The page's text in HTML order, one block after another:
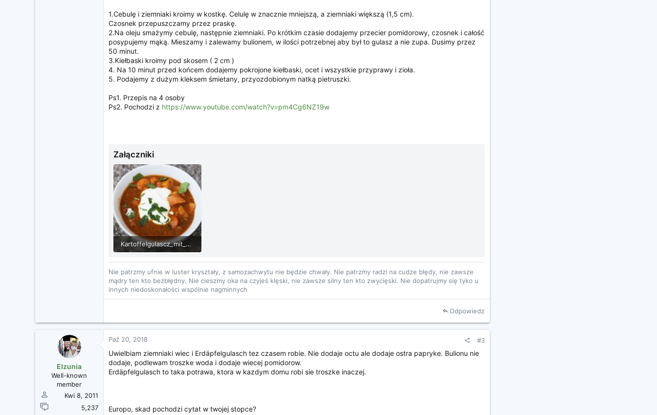
1.Cebulę i ziemniaki kroimy w kostkę. Celulę w znacznie mniejszą, a ziemniaki większą (1,5 cm).
Czosnek przepuszczamy przez praskę.
2.Na oleju smażymy cebulę, następnie ziemniaki. Po krótkim czasie dodajemy przecier pomidorowy, czosnek i całość
posypujemy mąką. Mieszamy i zalewamy bulionem, w ilości potrzebnej aby był to gulasz a nie zupa. Dusimy przez
50 minut.
3.Kiełbaski kroimy pod skosem ( 2 cm )
4. Na 10 minut przed końcem dodajemy pokrojone kiełbaski, ocet i wszystkie przyprawy i zioła.
5. Podajemy z dużym kleksem śmietany, przyozdobionym natką pietruszki.
Ps1. Przepis na 4 osoby
Ps2. Pochodzi z https://www.youtube.com/watch?v=pm4Cg6NZ19w
Załączniki
Kartoffelgulascz_mit_W_rstchen_cin.jpg
Nie patrzmy ufnie w luster kryształy, z samozachwytu nie będzie chwały. Nie patrzmy radzi na cudze błędy, nie zawsze
mądry ten kto bezbłędny. Nie cieszmy oka na czyjeś klęski, nie zawsze silny ten kto zwycięski. Nie dopatrujmy się tyko u
innych niedoskonałości wspólnie nagminnych
Odpowiedz
Elzunia
Well-known
member
Kwi 8, 2011
5,237
Paź 20, 2018 #3
Uwielbiam ziemniaki wiec i Erdäpfelgulasch tez czasem robie. Nie dodaje octu ale dodaje ostra papryke. Bulionu nie
dodaje, podlewam troszke woda i dodaje wiecej pomidorow.
Erdäpfelgulasch to taka potrawa, ktora w kazdym domu robi sie troszke inaczej.
Europo, skad pochodzi cytat w twojej stopce?